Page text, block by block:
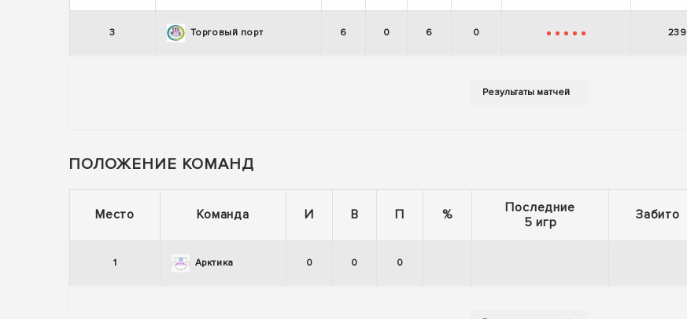
3 Торговый порт 6 0 6 0 - - - - - 239
ПОЛОЖЕНИЕ КОМАНД
Место Команда И В П %
Последние
5 игр
Забито
1 Арктика 0 0 0